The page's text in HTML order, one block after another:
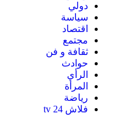
دولي
سياسة
اقتصاد
مجتمع
ثقافة و فن
حوادث
الرأي
المرأة
رياضة
فلاش 24 tv